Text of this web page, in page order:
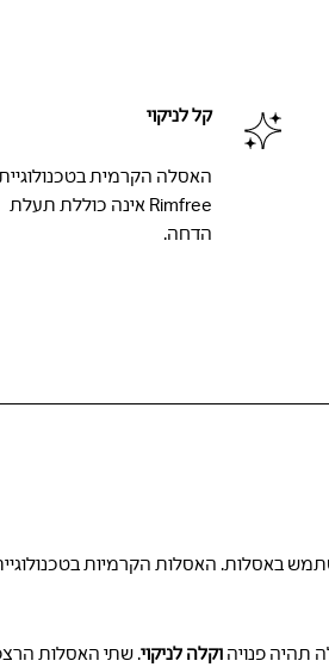
קל לניקוי
האסלה הקרמית בטכנולוגיית
Rimfree אינה כוללת תעלת
הדחה.
וקלה לניקוי. שתי האסלות